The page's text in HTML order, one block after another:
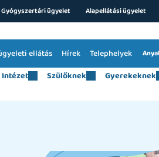
Gyógyszertári ügyelet Alapellátási ügyelet
ellátás Telephelyek
Hírek
Intézet Szülőknek Gyerekeknek